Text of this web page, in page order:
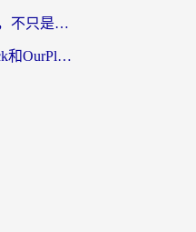
从匈牙利回国内的vpn，不只是为了刷剧那么简单
海外党必看：Quickback和OurPlay好用吗？3分钟选对回国加速器，无缝刷剧玩游戏